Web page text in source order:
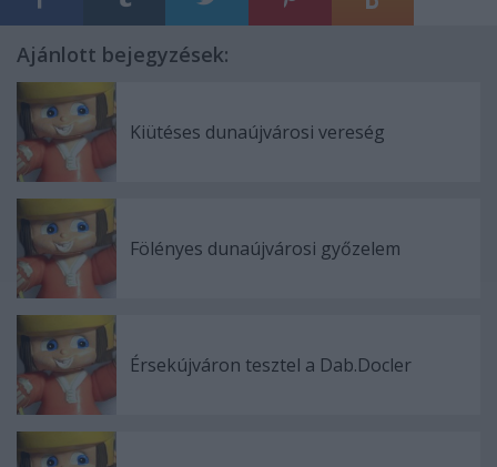
Ajánlott bejegyzések:
Kiütéses dunaújvárosi vereség
Fölényes dunaújvárosi győzelem
Érsekújváron tesztel a Dab.Docler